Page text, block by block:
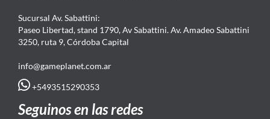
Sucursal Av. Sabattini:
Paseo Libertad, stand 1790, Av Sabattini. Av. Amadeo Sabattini
3250, ruta 9, Córdoba Capital
info@gameplanet.com.ar
+5493515290353
Seguinos en las redes